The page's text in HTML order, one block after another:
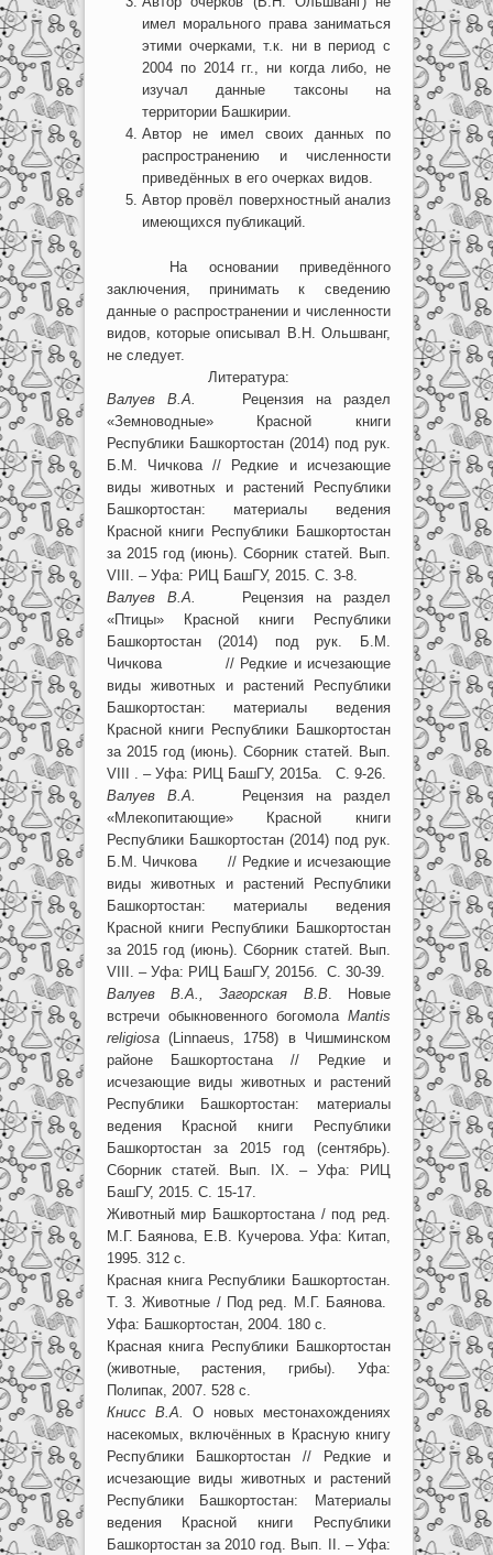
имел морального права заниматься
этими очерками, т.к. ни в период с
2004 по 2014 гг., ни когда либо, не
изучал данные таксоны на
территории Башкирии.
Автор не имел своих данных по
распространению и численности
приведённых в его очерках видов.
Автор провёл поверхностный анализ
имеющихся публикаций.
На основании приведённого
заключения, принимать к сведению
данные о распространении и численности
видов, которые описывал В.Н. Ольшванг,
не следует.
Литература:
Валуев В.А.
Рецензия на раздел
«Земноводные» Красной книги
Республики Башкортостан (2014) под рук.
Б.М. Чичкова // Редкие и исчезающие
виды животных и растений Республики
Башкортостан: материалы ведения
Красной книги Республики Башкортостан
за 2015 год (июнь). Сборник статей. Вып.
VIII. – Уфа: РИЦ БашГУ, 2015. С. 3-8.
Валуев В.А.
Рецензия на раздел
«Птицы» Красной книги Республики
Башкортостан (2014) под рук. Б.М.
Чичкова // Редкие и исчезающие
виды животных и растений Республики
Башкортостан: материалы ведения
Красной книги Республики Башкортостан
за 2015 год (июнь). Сборник статей. Вып.
VIII . – Уфа: РИЦ БашГУ, 2015а. С. 9-26.
Валуев В.А.
Рецензия на раздел
«Млекопитающие» Красной книги
Республики Башкортостан (2014) под рук.
Б.М. Чичкова // Редкие и исчезающие
виды животных и растений Республики
Башкортостан: материалы ведения
Красной книги Республики Башкортостан
за 2015 год (июнь). Сборник статей. Вып.
VIII. – Уфа: РИЦ БашГУ, 2015б. С. 30-39.
Валуев В.А., Загорская В.В. Новые
встречи обыкновенного богомола Mantis
religiosa(Linnaeus, 1758) в Чишминском
районе Башкортостана // Редкие и
исчезающие виды животных и растений
Республики Башкортостан: материалы
ведения Красной книги Республики
Башкортостан за 2015 год (сентябрь).
Сборник статей. Вып. IX. – Уфа: РИЦ
БашГУ, 2015. С. 15-17.
Животный мир Башкортостана / под ред.
М.Г. Баянова, Е.В. Кучерова. Уфа: Китап,
1995. 312 с.
Красная книга Республики Башкортостан.
Т. 3. Животные / Под ред. М.Г. Баянова.
Уфа: Башкортостан, 2004. 180 с.
Красная книга Республики Башкортостан
(животные, растения, грибы). Уфа:
Полипак, 2007. 528 с.
Книсс В.А.
О новых местонахождениях
насекомых, включённых в Красную книгу
Республики Башкортостан // Редкие и
исчезающие виды животных и растений
Республики Башкортостан: Материалы
ведения Красной книги Республики
Башкортостан за 2010 год. Вып. II. – Уфа: